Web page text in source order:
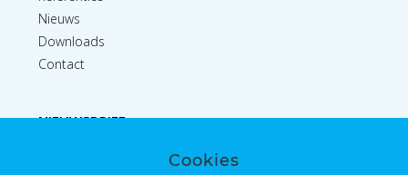
Nieuws
Downloads
Contact
NIEUWSBRIEF
Cookies